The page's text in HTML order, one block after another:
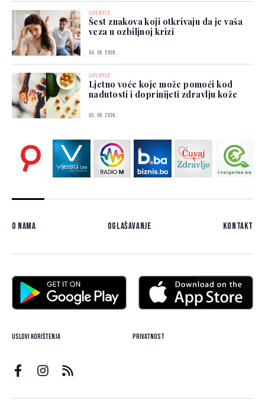
LIFESTYLE
Šest znakova koji otkrivaju da je vaša
veza u ozbiljnoj krizi
04. 08. 2026.
LIFESTYLE
Ljetno voće koje može pomoći kod
nadutosti i doprinijeti zdravlju kože
03. 08. 2026.
O nama Oglašavanje Kontakt
Uslovi korištenja Privatnost